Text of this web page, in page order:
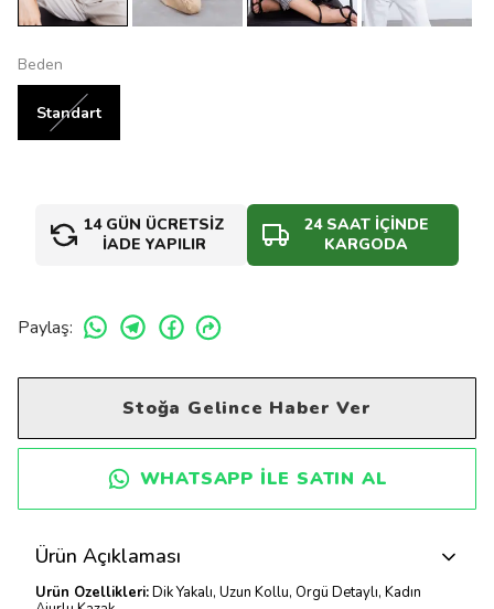
Beden
Standart
14 GÜN ÜCRETSİZ
İADE YAPILIR
24 SAAT İÇİNDE
KARGODA
Paylaş:
Stoğa Gelince Haber Ver
WHATSAPP ILE SATIN AL
Ürün Açıklaması
Ürün Özellikleri:Dik Yakalı, Uzun Kollu, Örgü Detaylı, Kadın